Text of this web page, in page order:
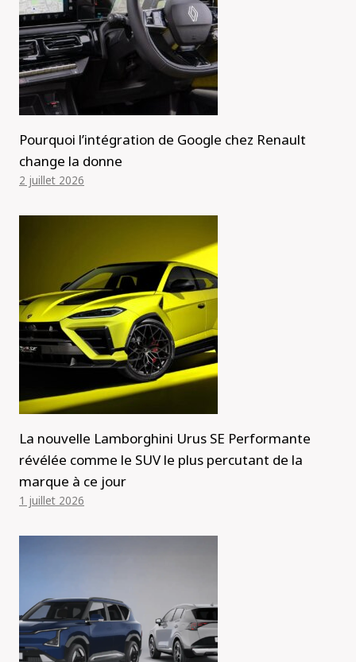
Pourquoi l’intégration de Google chez Renault
change la donne
2 juillet 2026
La nouvelle Lamborghini Urus SE Performante
révélée comme le SUV le plus percutant de la
marque à ce jour
1 juillet 2026